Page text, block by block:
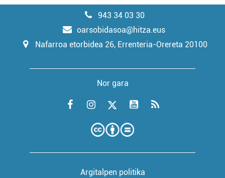
943 34 03 30
oarsobidasoa@hitza.eus
Nafarroa etorbidea 26, Errenteria-Orereta 20100
Nor gara
Argitalpen politika